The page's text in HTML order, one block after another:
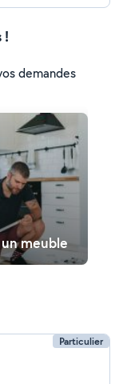
!
demandes
meuble
Particulier